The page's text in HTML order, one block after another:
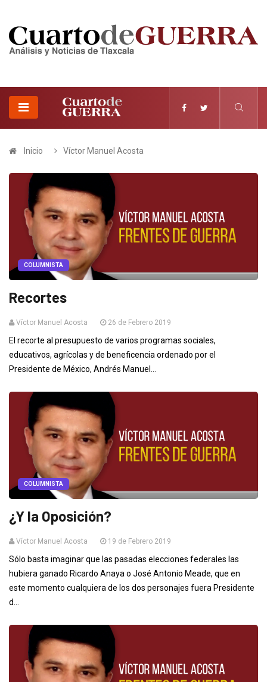
Inicio Víctor Manuel Acosta
COLUMNISTA
Recortes
Víctor Manuel Acosta 26 de Febrero 2019
El recorte al presupuesto de varios programas sociales,
educativos, agrícolas y de beneficencia ordenado por el
Presidente de México, Andrés Manuel...
COLUMNISTA
¿Y la Oposición?
Víctor Manuel Acosta 19 de Febrero 2019
Sólo basta imaginar que las pasadas elecciones federales las
hubiera ganado Ricardo Anaya o José Antonio Meade, que en
este momento cualquiera de los dos personajes fuera Presidente
d...